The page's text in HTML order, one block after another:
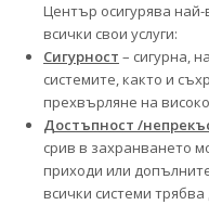
Център осигурява най-
всички свои услуги:
Сигурност – сигурна,
системите, както и
прехвърляне на
Достъпност /
срив в захранването
приходи или
всички системи